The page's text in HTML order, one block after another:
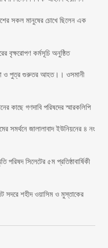
সকল মানুষের চোখে ছিলেন এক
বৃক্ষরোপণ কর্মসূচি অনুষ্ঠিত
ও পুত্র গুরুতর আহত।। ওসমানী
কাছে গণদাবি পরিষদের স্মারকলিপি
সমর্থনে জালালাবাদ ইউনিয়নের ৪ নং
সিলেটের ৫ম প্রতিষ্ঠাবার্ষিকী
সদরে শহীদ ওয়াসিম ও মুস্তাকের